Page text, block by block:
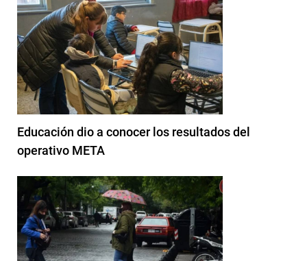
Educación dio a conocer los resultados del
operativo META